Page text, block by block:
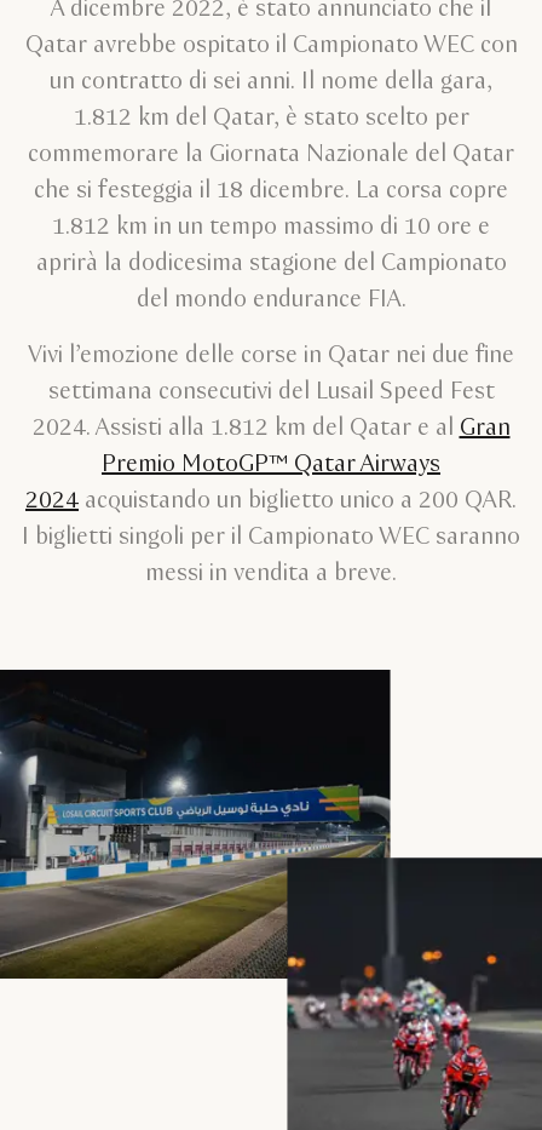
A dicembre 2022, è stato annunciato che il
Qatar avrebbe ospitato il Campionato WEC con
un contratto di sei anni. Il nome della gara,
1.812 km del Qatar, è stato scelto per
commemorare la Giornata Nazionale del Qatar
che si festeggia il 18 dicembre. La corsa copre
1.812 km in un tempo massimo di 10 ore e
aprirà la dodicesima stagione del Campionato
del mondo endurance FIA.
Vivi l’emozione delle corse in Qatar nei due fine
settimana consecutivi del Lusail Speed Fest
2024. Assisti alla 1.812 km del Qatar e alGran
Premio MotoGP™ Qatar Airways
2024 acquistando un biglietto unico a 200 QAR.
I biglietti singoli per il Campionato WEC saranno
messi in vendita a breve.